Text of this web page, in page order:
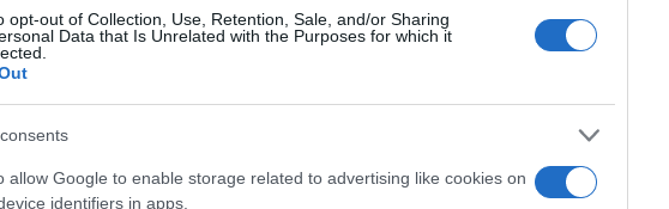
opt-out of Collection, Use, Retention, Sale, and/or Sharing
Data that Is Unrelated with the Purposes for which it
allow Google to enable storage related to advertising like cookies on
identifiers in apps.
τις ενστάσεις της αντιπολίτευσης σε
αλλαγές που συγκεντρώνουν τα πυρά της
άλλων, τη θεσμοθέτηση των μη κρατικών
της μονιμότητας στο Δημόσιο, τη
τις τροποποιήσεις στον νόμο περί
ΑΜΥΝΑ
ακολουθήσει
Ναγκασάκι
ΔΙΕΘΝΗ